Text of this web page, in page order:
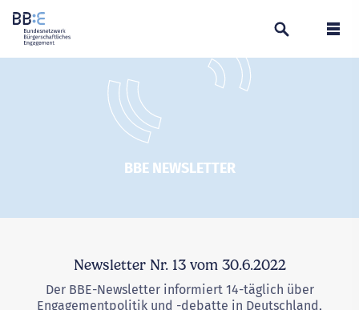
Suchen
BBE NEWSLETTER
Newsletter Nr. 13 vom 30.6.2022
Der BBE-Newsletter informiert 14-täglich über
Engagementpolitik und -debatte in Deutschland,